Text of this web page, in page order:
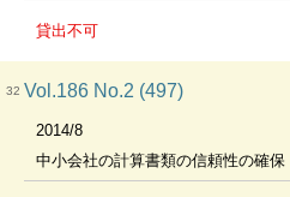
貸出不可
32 Vol.186 No.2 (497)
2014/8
中小会社の計算書類の信頼性の確保